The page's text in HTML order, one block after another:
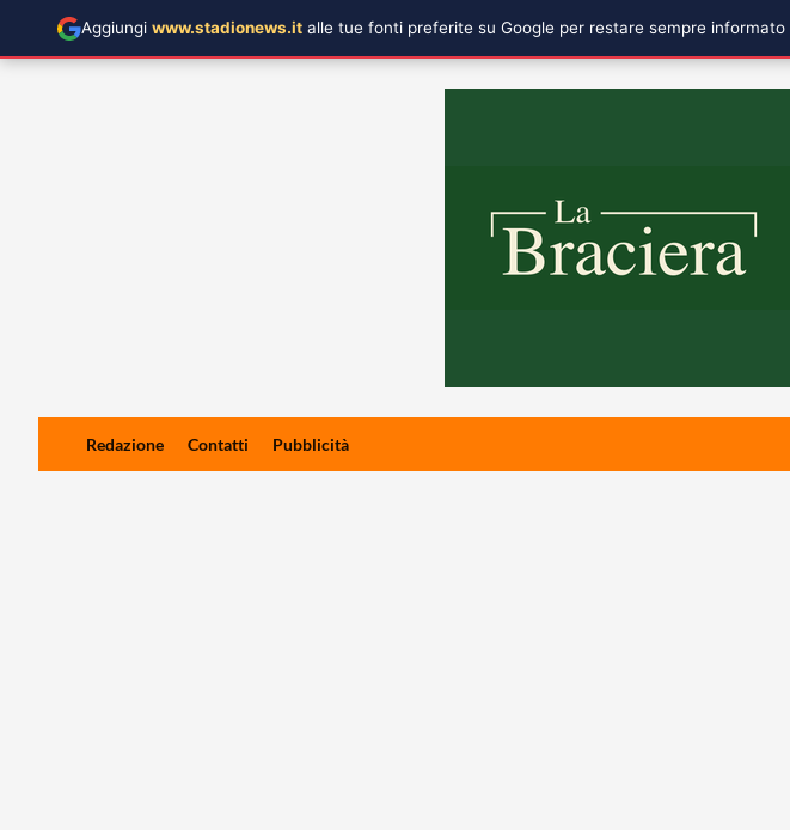
Redazione Contatti Pubblicità
Aggiungi www.stadionews.it alle tue fonti preferite su Google per restare sempre informato